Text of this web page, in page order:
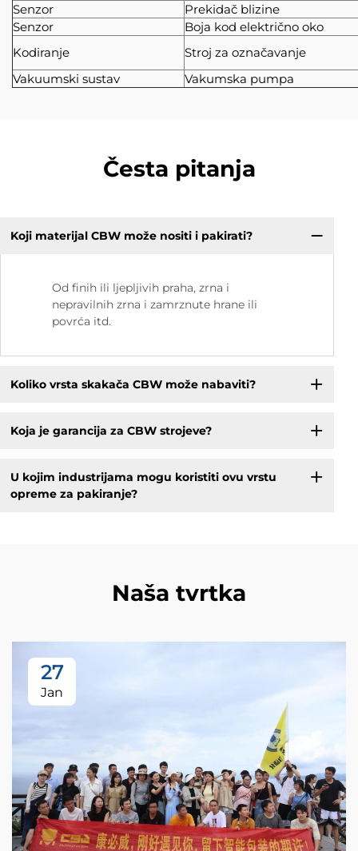
Senzor
Prekidač blizine
Senzor
Boja kod električno oko
Kodiranje
Stroj za označavanje
Vakuumski sustav
Vakumska pumpa
Česta pitanja
Koji materijal CBW može nositi i pakirati?
Od finih ili ljepljivih praha, zrna i
nepravilnih zrna i zamrznute hrane ili
povrća itd.
Koliko vrsta skakača CBW može nabaviti?
Koja je garancija za CBW strojeve?
U kojim industrijama mogu koristiti ovu vrstu
opreme za pakiranje?
Naša tvrtka
27
Jan